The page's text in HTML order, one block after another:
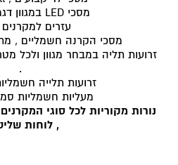
מסכי LED במגוון דגמים וגדלים.
עזרים
מסכי הקרנה חשמליים ,
זרועות תליה במבחר מגוון ולכל
.
זרועות תלייה
מעליות חשמליות
נורות מקוריות לכל סוגי
, לוחות